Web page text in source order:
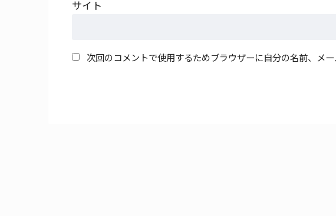
サイト
次回のコメントで使用するためブラウザーに自分の名前、メ